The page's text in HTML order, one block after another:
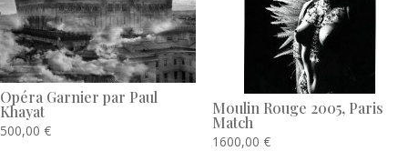
Opéra Garnier par Paul
Khayat
500,00 €
Moulin Rouge 2005, Paris
Match
1600,00 €